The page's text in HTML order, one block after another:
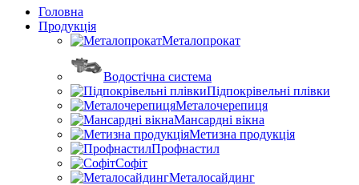
Головна
Продукція
Металопрокат
Водостічна система
Підпокрівельні плівки
Металочерепиця
Мансардні вікна
Метизна продукція
Профнастил
Софіт
Металосайдинг